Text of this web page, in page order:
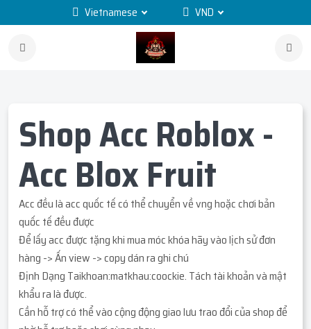
Vietnamese VND
Shop Acc Roblox -
Acc Blox Fruit
Acc đều là acc quốc tế có thể chuyển về vng hoặc chơi bản
quốc tế đều được
Để lấy acc được tặng khi mua móc khóa hãy vào lịch sử đơn
hàng -> Ấn view -> copy dán ra ghi chú
Định Dạng Taikhoan:matkhau:coockie. Tách tài khoản và mật
khẩu ra là được.
Cần hỗ trợ có thể vào cộng động giao lưu trao đổi của shop để